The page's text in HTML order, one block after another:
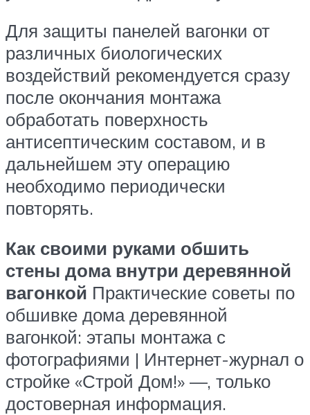
Для защиты панелей вагонки от
различных биологических
воздействий рекомендуется сразу
после окончания монтажа
обработать поверхность
антисептическим составом, и в
дальнейшем эту операцию
необходимо периодически
повторять.
Как своими руками обшить
стены дома внутри деревянной
вагонкой Практические советы по
обшивке дома деревянной
вагонкой: этапы монтажа с
фотографиями | Интернет-журнал о
стройке «Строй Дом!» —, только
достоверная информация.